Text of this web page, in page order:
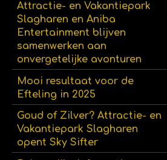
Attractie- en Vakantiepark
Slagharen en Aniba
Entertainment blijven
samenwerken aan
onvergetelijke avonturen
Mooi resultaat voor de
Efteling in 2025
Goud of Zilver? Attractie- en
Vakantiepark Slagharen
opent Sky Sifter